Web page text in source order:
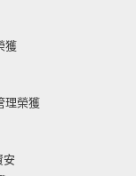
獲
理榮獲
安